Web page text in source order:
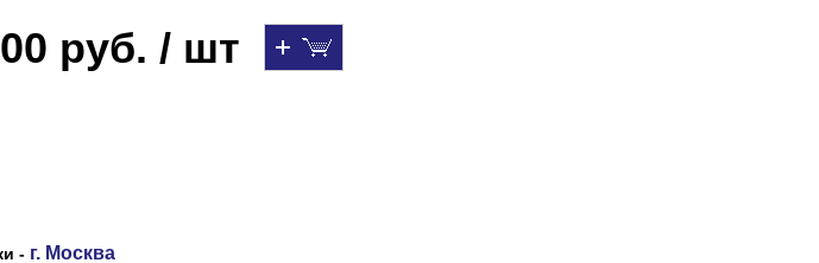
руб. / шт
- г. Москва